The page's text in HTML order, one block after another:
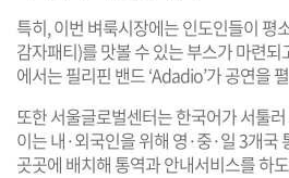
특히, 이번 벼룩시장에는 인도인들이 평
감자패티)를 맛볼 수 있는 부스가 마련
에서는 필리핀 밴드 ‘Adadio’가 공연을
또한 서울글로벌센터는 한국어가 서툴
이는 내·외국인을 위해 영·중·일 3개국
곳곳에 배치해 통역과 안내서비스를 하